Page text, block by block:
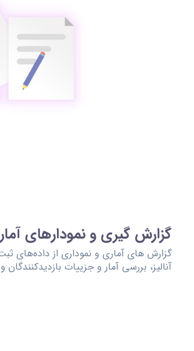
گزارش گیری و نمودارهای
گزارش های آماری و نموداری از داده‌های
آنالیز، بررسی آمار و جزییات